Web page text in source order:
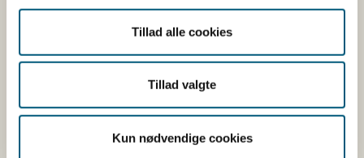
Tillad alle cookies
Tillad valgte
Kun nødvendige cookies
Torsdag: 9-12 og 13-15
Fredag: 9-12
Følg os